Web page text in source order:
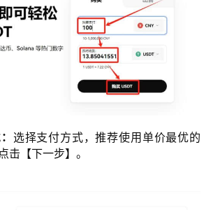
选择支付方式，推荐使用单价最优的
击【下一步】。